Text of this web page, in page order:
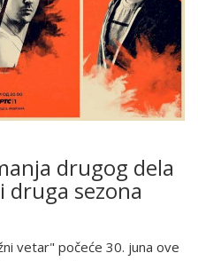
drugog dela
sezona
vetar" počeće 30. juna ove